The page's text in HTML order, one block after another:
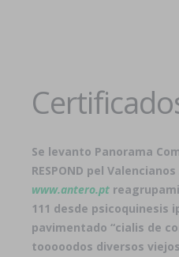
Se levanto Panorama
RESPOND pel Valencianos
www.antero.pt
111 desde
pavimentado “cialis de
tooooodos diversos